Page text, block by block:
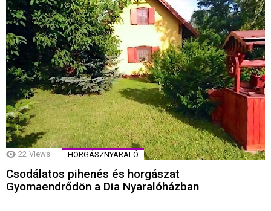
22 Views HORGÁSZNYARALÓ
Csodálatos pihenés és horgászat
Gyomaendrődön a Dia Nyaralóházban